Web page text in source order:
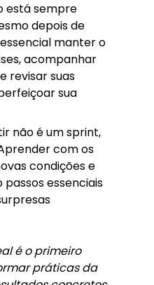
está sempre
depois de
manter o
acompanhar
revisar suas
sua
não é um sprint,
com os
condições e
essenciais
é o primeiro
práticas da